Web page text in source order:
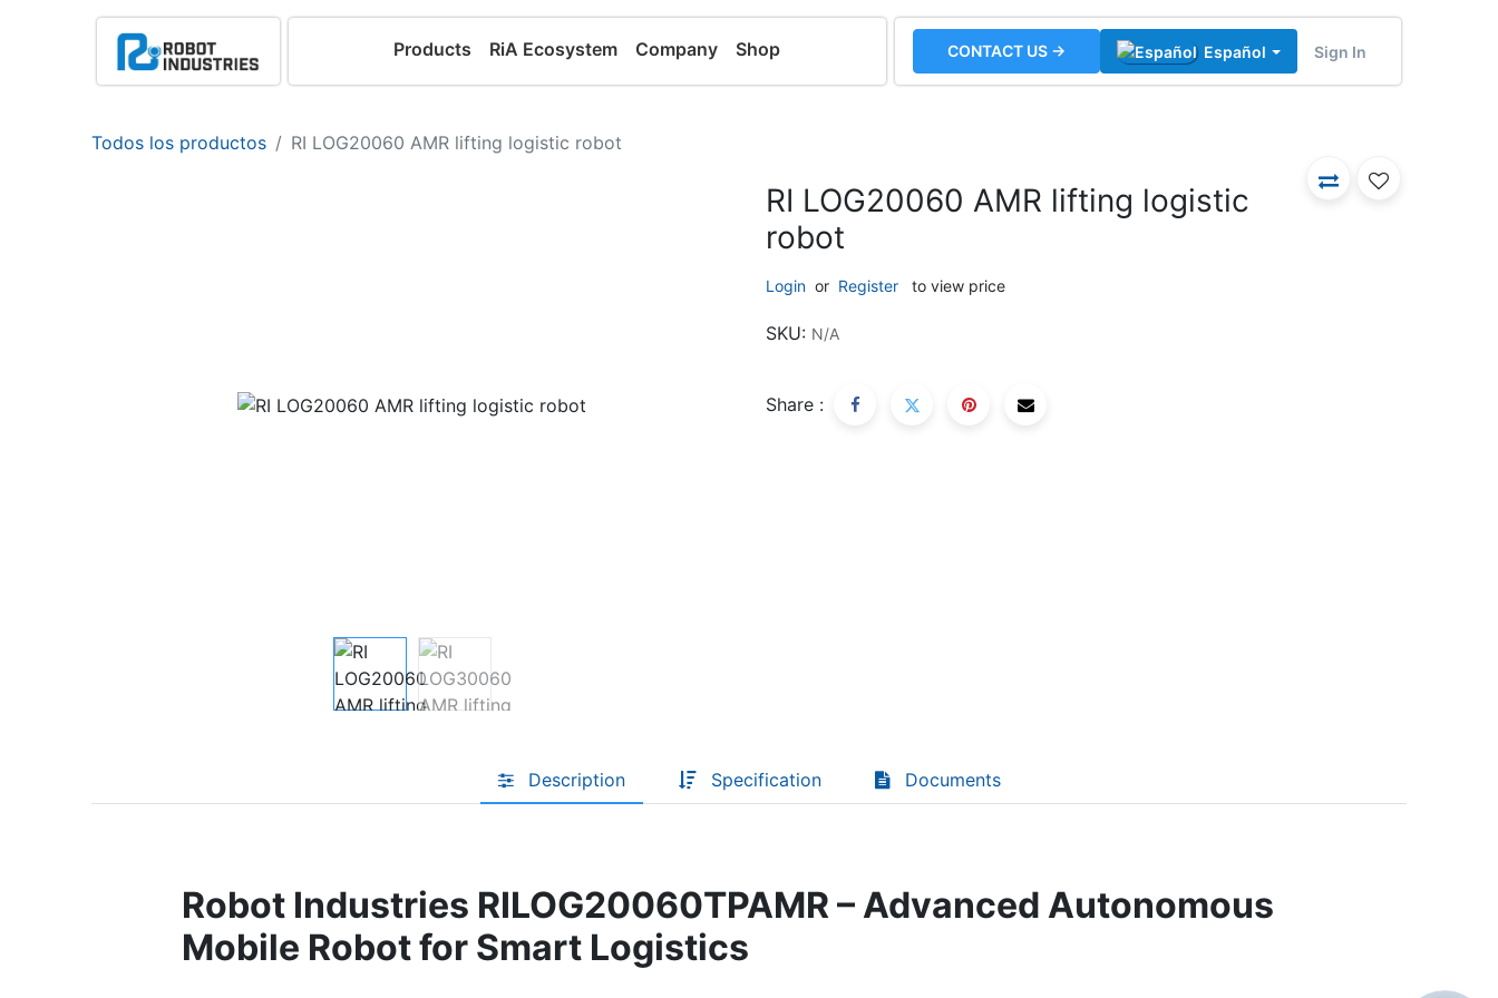
Products RiA Ecosystem Company Shop CONTACT US → Español Sign In
Todos los productos RI LOG20060 AMR lifting logistic robot
RI LOG20060 AMR lifting logistic
robot
Login or Register to view price
SKU: N/A
Share :
Description Specification Documents
Robot Industries RILOG20060TPAMR – Advanced Autonomous
Mobile Robot for Smart Logistics
Află mai mult Discută cu RiA